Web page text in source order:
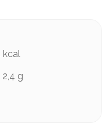
kcal
g